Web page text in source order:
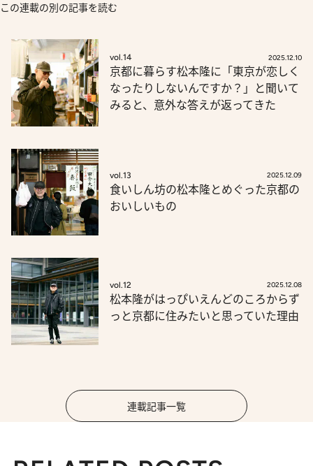
この連載の別の記事を読む
vol.14 2025.12.10
京都に暮らす松本隆に「東京が恋しく
なったりしないんですか？」と聞いて
みると、意外な答えが返ってきた
vol.13 2025.12.09
食いしん坊の松本隆とめぐった京都の
おいしいもの
vol.12 2025.12.08
松本隆がはっぴいえんどのころからず
っと京都に住みたいと思っていた理由
連載記事一覧